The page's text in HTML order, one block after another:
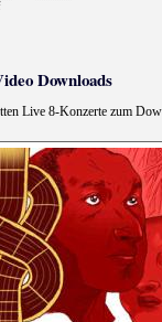
Downloads
Live 8-Konzerte zum